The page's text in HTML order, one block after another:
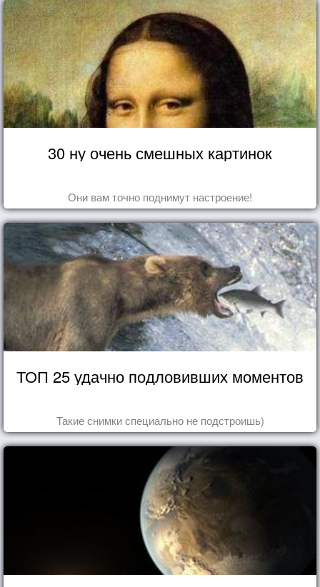
30 ну очень смешных картинок
Они вам точно поднимут настроение!
ТОП 25 удачно подловивших моментов
Такие снимки специально не подстроишь)